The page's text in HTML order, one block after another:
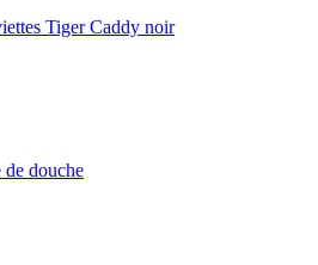
Tiger Caddy noir
de douche